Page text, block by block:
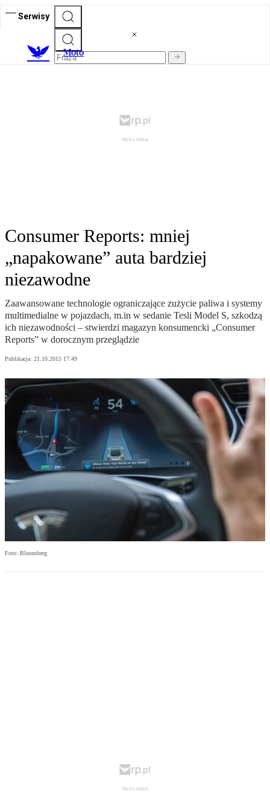
Serwisy
Moto
Consumer Reports: mniej
„napakowane” auta bardziej
niezawodne
Zaawansowane technologie ograniczające zużycie paliwa i systemy
multimedialne w pojazdach, m.in w sedanie Tesli Model S, szkodzą
ich niezawodności – stwierdzi magazyn konsumencki „Consumer
Reports” w dorocznym przeglądzie
Publikacja: 21.10.2015 17:49
Foto: Bloomberg